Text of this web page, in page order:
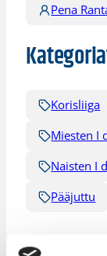
Pena
Korisliiga
Miesten I
Naisten I
Pääjuttu